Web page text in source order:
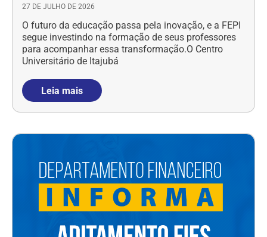
27 DE JULHO DE 2026
O futuro da educação passa pela inovação, e a FEPI
segue investindo na formação de seus professores
para acompanhar essa transformação.O Centro
Universitário de Itajubá
Leia mais